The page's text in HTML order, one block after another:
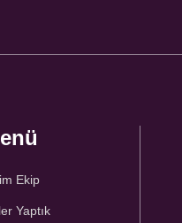
Ekip
Yaptık